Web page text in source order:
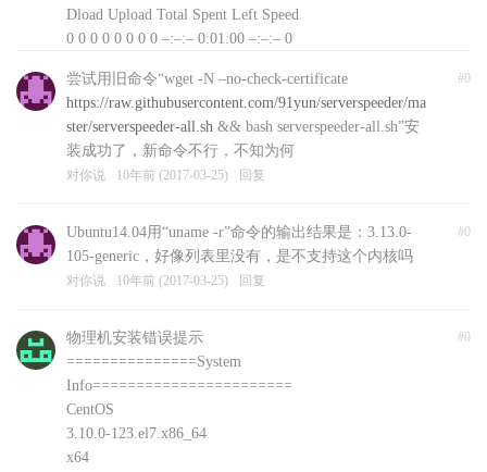
Dload Upload Total Spent Left Speed
0 0 0 0 0 0 0 0 –:–:– 0:01:00 –:–:– 0
文件下载失败，自动退出，可以前往
http://www.91yun.org/serverspeeder91yun手动下载安装
包
对你说 10年前 (2017-03-25) 回复
#0
尝试用旧命令“wget -N –no-check-certificate
https://raw.githubusercontent.com/91yun/serverspeeder/ma
ster/serverspeeder-all.sh && bash serverspeeder-all.sh”安
装成功了，新命令不行，不知为何
对你说 10年前 (2017-03-25) 回复
#0
Ubuntu14.04用“uname -r”命令的输出结果是：3.13.0-
105-generic，好像列表里没有，是不支持这个内核吗
对你说 10年前 (2017-03-25) 回复
#0
物理机安装错误提示
===============System
Info=======================
CentOS
3.10.0-123.el7.x86_64
x64